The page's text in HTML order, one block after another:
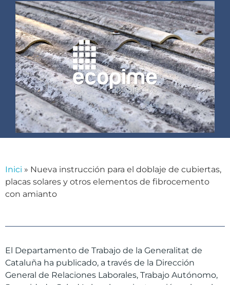
Inici » Nueva instrucción para el doblaje de cubiertas,
placas solares y otros elementos de fibrocemento
con amianto
El Departamento de Trabajo de la Generalitat de
Cataluña ha publicado, a través de la Dirección
General de Relaciones Laborales, Trabajo Autónomo,